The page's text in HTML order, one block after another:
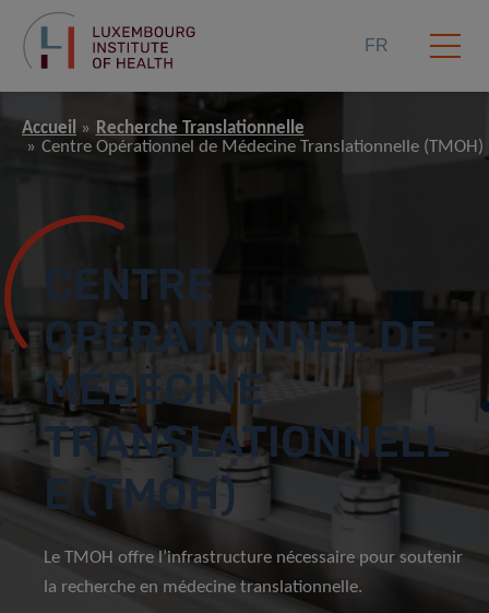
FR
Accueil
Recherche Translationnelle
Centre Opérationnel de Médecine Translationnelle (TMOH)
CENTRE
OPÉRATIONNEL DE
MÉDECINE
TRANSLATIONNELL
E (TMOH)
Le TMOH offre l’infrastructure nécessaire pour soutenir
la recherche en médecine translationnelle.